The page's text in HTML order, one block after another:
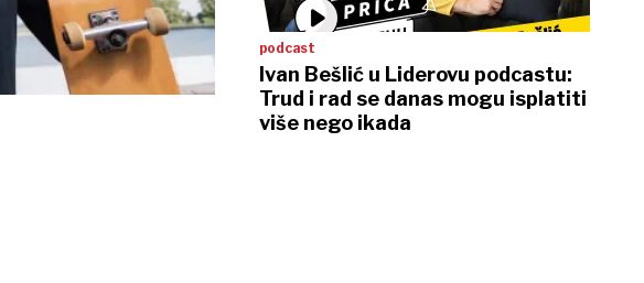
podcast
Ivan Bešlić u Liderovu podcastu:
Trud i rad se danas mogu isplatiti
više nego ikada